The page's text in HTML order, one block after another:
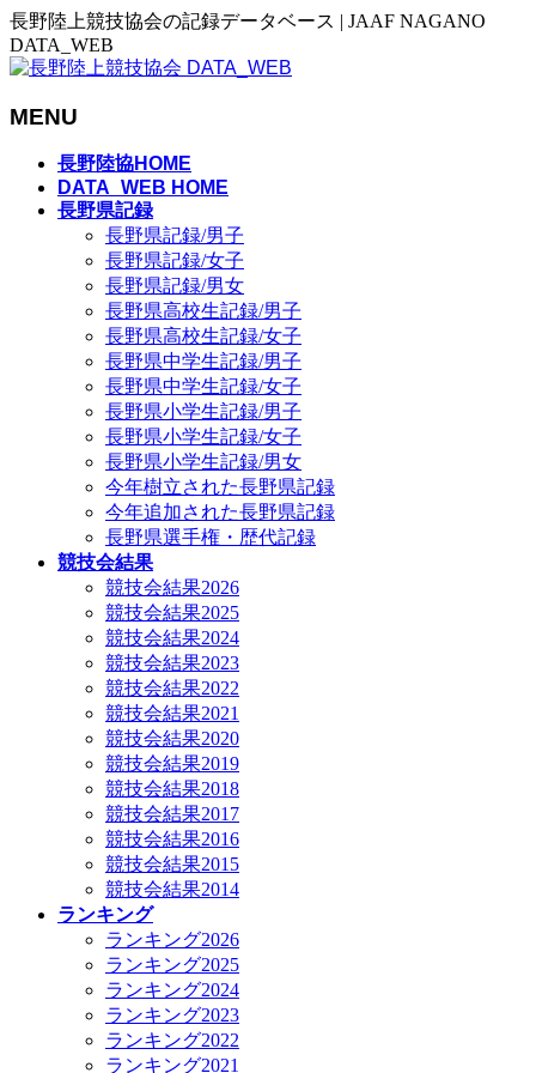
長野陸上競技協会の記録データベース | JAAF NAGANO
DATA_WEB
MENU
長野陸協HOME
DATA_WEB HOME
長野県記録
長野県記録/男子
長野県記録/女子
長野県記録/男女
長野県高校生記録/男子
長野県高校生記録/女子
長野県中学生記録/男子
長野県中学生記録/女子
長野県小学生記録/男子
長野県小学生記録/女子
長野県小学生記録/男女
今年樹立された長野県記録
今年追加された長野県記録
長野県選手権・歴代記録
競技会結果
競技会結果2026
競技会結果2025
競技会結果2024
競技会結果2023
競技会結果2022
競技会結果2021
競技会結果2020
競技会結果2019
競技会結果2018
競技会結果2017
競技会結果2016
競技会結果2015
競技会結果2014
ランキング
ランキング2026
ランキング2025
ランキング2024
ランキング2023
ランキング2022
ランキング2021